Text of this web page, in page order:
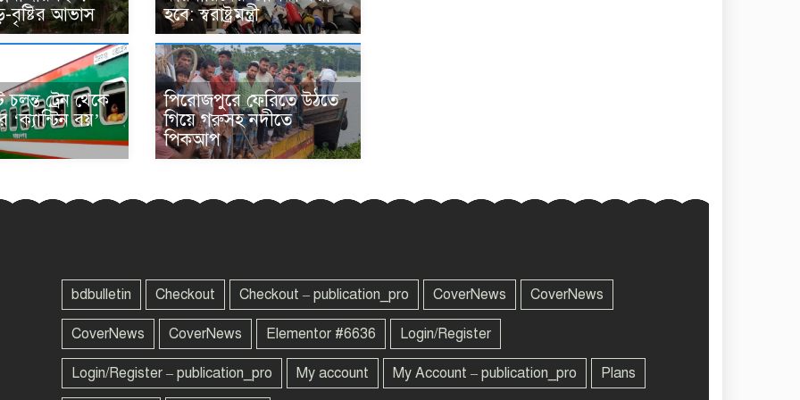
বৃষ্টির আভাস
হবে: স্বরাষ্ট্রমন্ত্রী
ট্রেন থেকে
‘ক্যান্টিন বয়’
পিরোজপুরে ফেরিতে উঠতে
গিয়ে গরুসহ নদীতে
পিকআপ
bdbulletin Checkout Checkout – publication_pro CoverNews CoverNews
CoverNews CoverNews Elementor #6636 Login/Register
Login/Register – publication_pro My account My Account – publication_pro Plans